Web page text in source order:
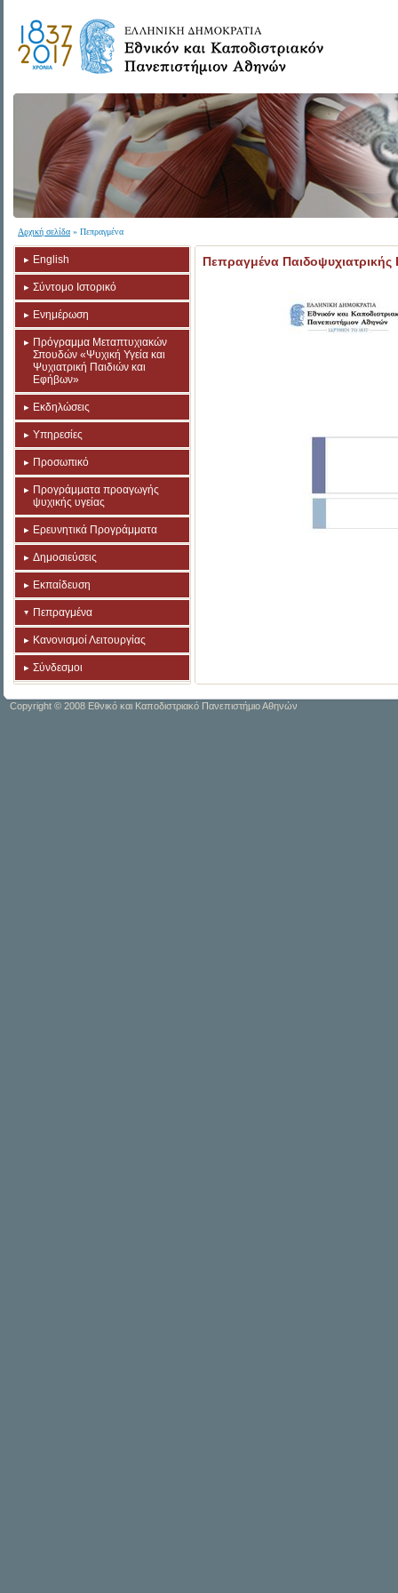
Αρχική σελίδα » Πεπραγμένα
English
Σύντομο Ιστορικό
Ενημέρωση
Πρόγραμμα Μεταπτυχιακών
Σπουδών «Ψυχική Υγεία και
Ψυχιατρική Παιδιών και
Εφήβων»
Εκδηλώσεις
Υπηρεσίες
Προσωπικό
Προγράμματα προαγωγής
ψυχικής υγείας
Ερευνητικά Προγράμματα
Δημοσιεύσεις
Εκπαίδευση
Πεπραγμένα
Κανονισμοί Λειτουργίας
Σύνδεσμοι
Πεπραγμένα Παιδοψυχιατρικής
Copyright © 2008 Εθνικό και Καποδιστριακό Πανεπιστήμιο Αθηνών